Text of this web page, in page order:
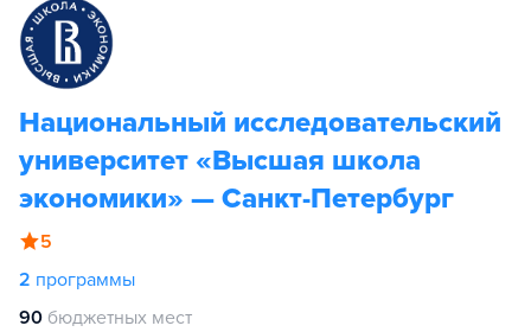
Национальный исследовательский
университет «Высшая школа
экономики» — Санкт-Петербург
5
2 программы
90 бюджетных мест